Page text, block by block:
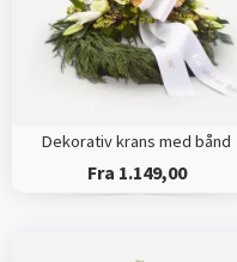
Dekorativ krans med bånd
Fra 1.149,00